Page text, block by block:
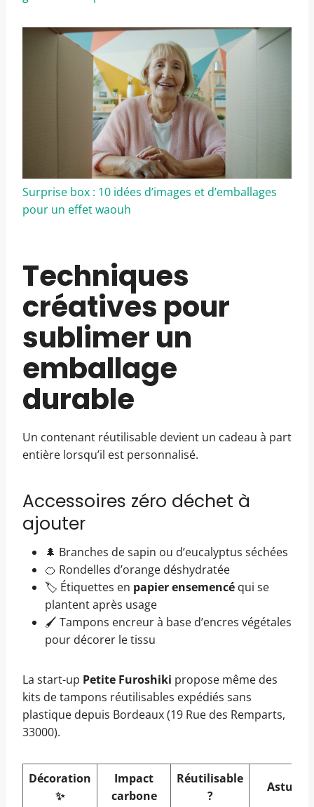
Surprise box : 10 idées d’images et d’emballages
pour un effet waouh
Techniques
créatives pour
sublimer un
emballage
durable
Un contenant réutilisable devient un cadeau à part
entière lorsqu’il est personnalisé.
Accessoires zéro déchet à
ajouter
🌲 Branches de sapin ou d’eucalyptus séchées
🍊 Rondelles d’orange déshydratée
🏷️ Étiquettes en papier ensemencé qui se
plantent après usage
🖌️ Tampons encreur à base d’encres végétales
pour décorer le tissu
La start-up Petite Furoshiki propose même des
kits de tampons réutilisables expédiés sans
plastique depuis Bordeaux (19 Rue des Remparts,
33000).
Décoration
✨
Impact
carbone
Réutilisable
?
Astuces